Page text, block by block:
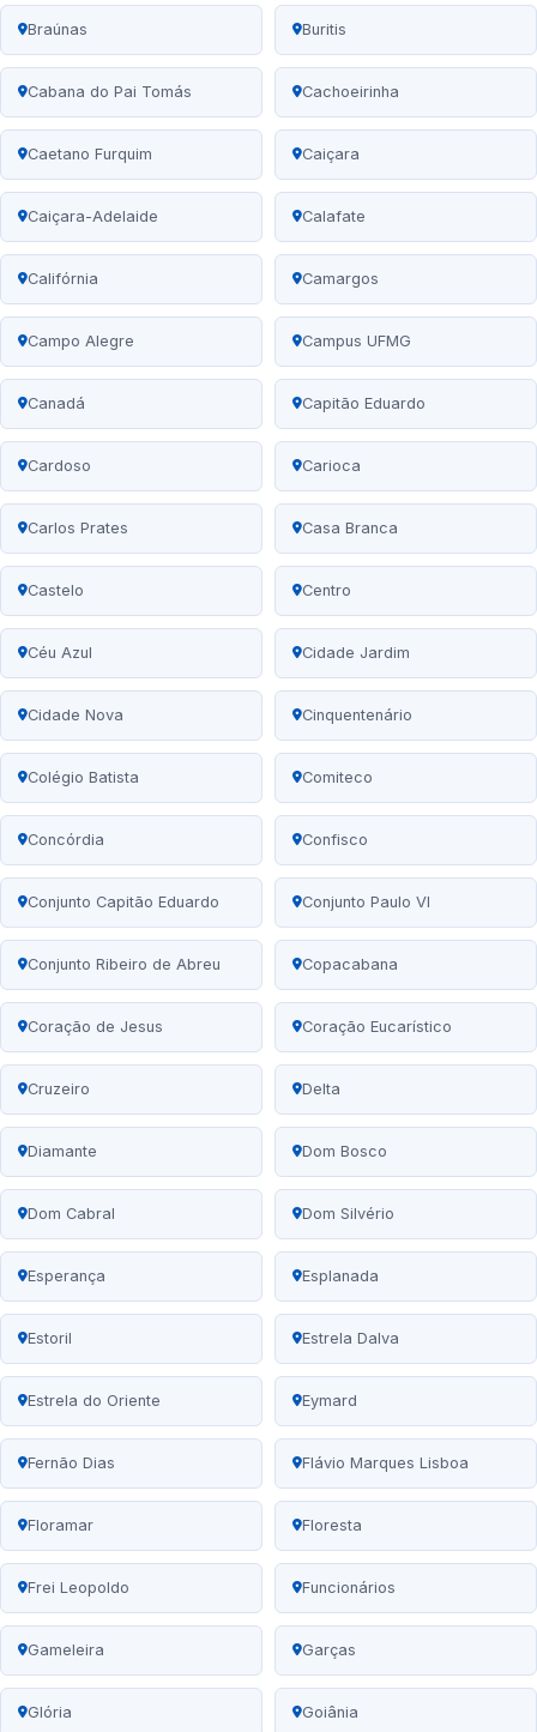
Braúnas Buritis
Cabana do Pai Tomás Cachoeirinha
Caetano Furquim Caiçara
Caiçara-Adelaide Calafate
Califórnia Camargos
Campo Alegre Campus UFMG
Canadá Capitão Eduardo
Cardoso Carioca
Carlos Prates Casa Branca
Castelo Centro
Céu Azul Cidade Jardim
Cidade Nova Cinquentenário
Colégio Batista Comiteco
Concórdia Confisco
Conjunto Capitão Eduardo Conjunto Paulo VI
Conjunto Ribeiro de Abreu Copacabana
Coração de Jesus Coração Eucarístico
Cruzeiro Delta
Diamante Dom Bosco
Dom Cabral Dom Silvério
Esperança Esplanada
Estoril Estrela Dalva
Estrela do Oriente Eymard
Fernão Dias Flávio Marques Lisboa
Floramar Floresta
Frei Leopoldo Funcionários
Gameleira Garças
Glória Goiânia